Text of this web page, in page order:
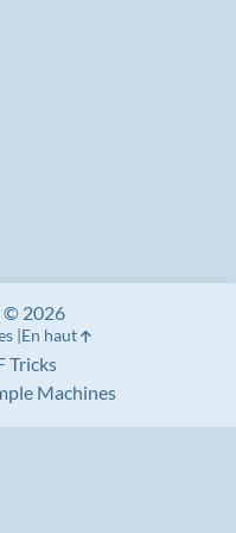
Tricks
Machines
© 2026
En haut